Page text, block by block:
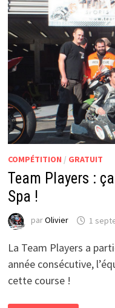
COMPÉTITION / GRATUIT
Team Players :
Spa !
parOlivier 1
La Team Players a
année consécutive,
cette course !